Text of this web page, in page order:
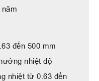
đến 500 mm
nhiệt độ
nhiệt từ 0.63 đến